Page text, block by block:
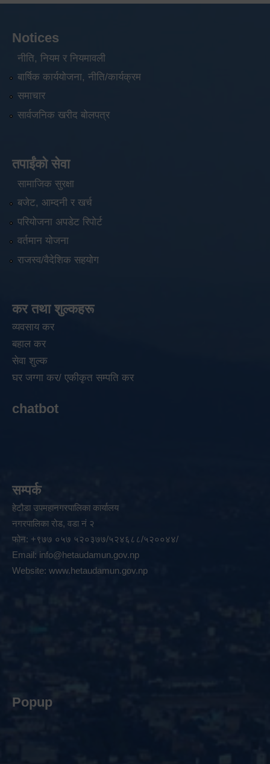
Notices
नीति, नियम र नियमावली
बार्षिक कार्ययोजना, नीति/कार्यक्रम
समाचार
सार्वजनिक खरीद बोलपत्र
तपाईंको सेवा
सामाजिक सुरक्षा
बजेट, आम्दनी र खर्च
परियोजना अपडेट रिपोर्ट
वर्तमान योजना
राजस्व/वैदेशिक सहयोग
कर तथा शुल्कहरू
व्यवसाय कर
बहाल कर
सेवा शुल्क
घर जग्गा कर/ एकीकृत सम्पति कर
chatbot
सम्पर्क
हेटौडा उपमहानगरपालिका कार्यालय
नगरपालिका रोड, वडा नं २
फोन: +९७७ ०५७ ५२०३७७/५२४६८८/५२००४४/
Email: info@hetaudamun.gov.np
Website: www.hetaudamun.gov.np
Popup